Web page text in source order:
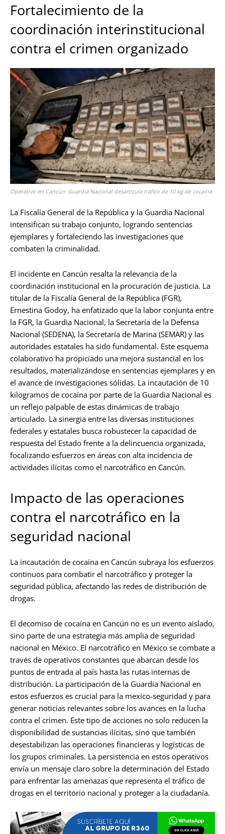
Fortalecimiento de la
coordinación interinstitucional
contra el crimen organizado
Operativo en Cancún: Guardia Nacional desarticula tráfico de 10 kg de cocaína
La Fiscalía General de la República y la Guardia Nacional
intensifican su trabajo conjunto, logrando sentencias
ejemplares y fortaleciendo las investigaciones que
combaten la criminalidad.
El incidente en Cancún resalta la relevancia de la
coordinación institucional en la procuración de justicia. La
titular de la Fiscalía General de la República (FGR),
Ernestina Godoy, ha enfatizado que la labor conjunta entre
la FGR, la Guardia Nacional, la Secretaría de la Defensa
Nacional (SEDENA), la Secretaría de Marina (SEMAR) y las
autoridades estatales ha sido fundamental. Este esquema
colaborativo ha propiciado una mejora sustancial en los
resultados, materializándose en sentencias ejemplares y en
el avance de investigaciones sólidas. La incautación de 10
kilogramos de cocaína por parte de la Guardia Nacional es
un reflejo palpable de estas dinámicas de trabajo
articulado. La sinergia entre las diversas instituciones
federales y estatales busca robustecer la capacidad de
respuesta del Estado frente a la delincuencia organizada,
focalizando esfuerzos en áreas con alta incidencia de
actividades ilícitas como el narcotráfico en Cancún.
Impacto de las operaciones
contra el narcotráfico en la
seguridad nacional
La incautación de cocaína en Cancún subraya los esfuerzos
continuos para combatir el narcotráfico y proteger la
seguridad pública, afectando las redes de distribución de
drogas.
El decomiso de cocaína en Cancún no es un evento aislado,
sino parte de una estrategia más amplia de seguridad
nacional en México. El narcotráfico en México se combate a
través de operativos constantes que abarcan desde los
puntos de entrada al país hasta las rutas internas de
distribución. La participación de la Guardia Nacional en
estos esfuerzos es crucial para la mexico-seguridad y para
generar noticias relevantes sobre los avances en la lucha
contra el crimen. Este tipo de acciones no solo reducen la
disponibilidad de sustancias ilícitas, sino que también
desestabilizan las operaciones financieras y logísticas de
los grupos criminales. La persistencia en estos operativos
envía un mensaje claro sobre la determinación del Estado
para enfrentar las amenazas que representa el tráfico de
drogas en el territorio nacional y proteger a la ciudadanía.